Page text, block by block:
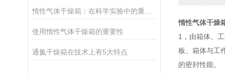
惰性气体干燥箱：在科学实验中的重要作用
使用惰性气体干燥箱的重要性
通氮干燥箱在技术上有5大特点
惰性气体干燥
1，由箱体、
板、箱体与工
的密封性能。